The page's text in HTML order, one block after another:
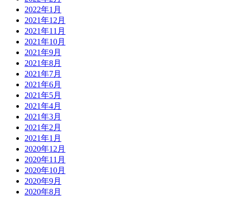
2022年1月
2021年12月
2021年11月
2021年10月
2021年9月
2021年8月
2021年7月
2021年6月
2021年5月
2021年4月
2021年3月
2021年2月
2021年1月
2020年12月
2020年11月
2020年10月
2020年9月
2020年8月